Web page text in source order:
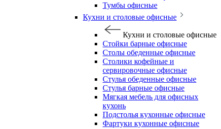
Тумбы офисные
Кухни и столовые офисные
Кухни и столовые офисные
Стойки барные офисные
Столы обеденные офисные
Столики кофейные и
сервировочные офисные
Стулья обеденные офисные
Стулья барные офисные
Мягкая мебель для офисных
кухонь
Подстолья кухонные офисные
Фартуки кухонные офисные